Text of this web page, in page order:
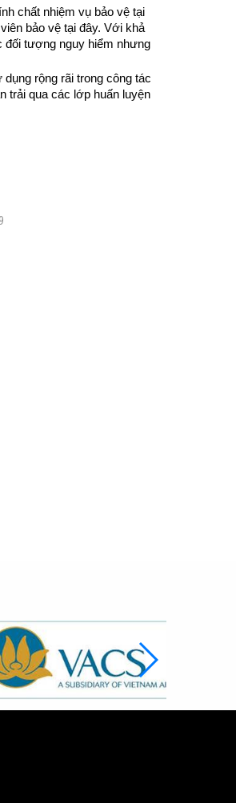
chất nhiệm vụ bảo vệ tại
bảo vệ tại đây. Với khả
đối tượng nguy hiểm nhưng
rộng rãi trong công tác
trải qua các lớp huấn luyện